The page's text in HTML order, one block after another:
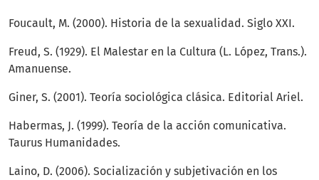
Foucault, M. (2000). Historia de la sexualidad. Siglo XXI.
Freud, S. (1929). El Malestar en la Cultura (L. López, Trans.).
Amanuense.
Giner, S. (2001). Teoría sociológica clásica. Editorial Ariel.
Habermas, J. (1999). Teoría de la acción comunicativa.
Taurus Humanidades.
Laino, D. (2006). Socialización y subjetivación en los